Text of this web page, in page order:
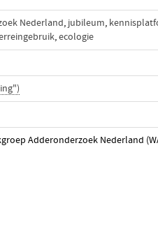
Nederland, jubileum,
,ecologie
Adderonderzoek Nederland